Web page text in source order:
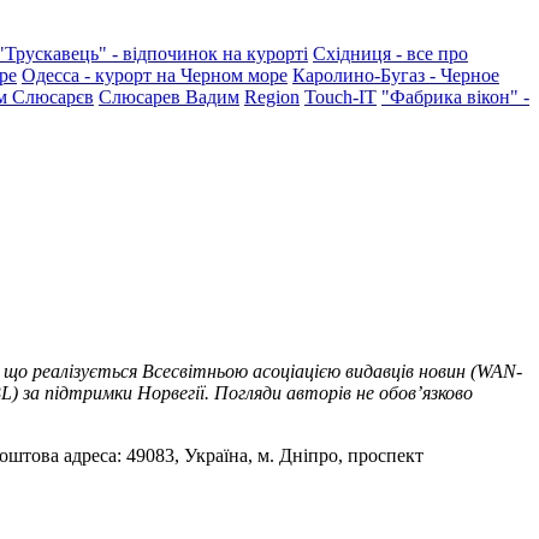
- відпочинок на курорті Східниця - все про
Одесса - курорт на Черном море Каролино-Бугаз - Черное
Слюсарєв Слюсарев Вадим Region Touch-IT "Фабрика вікон" -
Всесвітньою асоціацією видавців новин (WAN-
підтримки Норвегії. Погляди авторів не обов’язково
адреса: 49083, Україна, м. Дніпро, проспект